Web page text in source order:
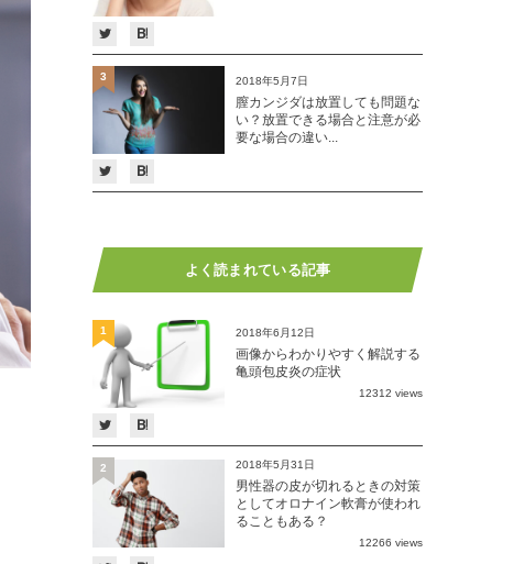
2018年5月7日
膣カンジダは放置しても問題な
い？放置できる場合と注意が必
要な場合の違い...
3
よく読まれている記事
2018年6月12日
画像からわかりやすく解説する
亀頭包皮炎の症状
12312 views
1
2018年5月31日
男性器の皮が切れるときの対策
としてオロナイン軟膏が使われ
ることもある？
12266 views
2